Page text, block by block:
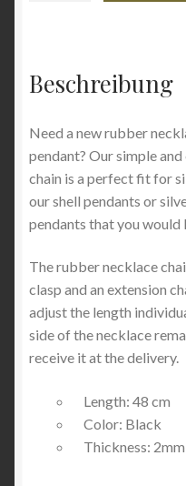
Beschreibung
Need a new rubber
pendant? Our simple
chain is a perfect fit for
our shell pendants or
pendants that you would
The rubber necklace
clasp and an extension
adjust the length
side of the necklace
receive it at the delivery.
Length: 48 cm
Color: Black
Thickness: 2mm